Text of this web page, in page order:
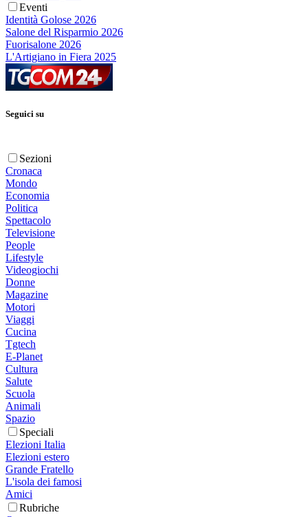
Eventi
Identità Golose 2026
Salone del Risparmio 2026
Fuorisalone 2026
L'Artigiano in Fiera 2025
Seguici su
Sezioni
Cronaca
Mondo
Economia
Politica
Spettacolo
Televisione
People
Lifestyle
Videogiochi
Donne
Magazine
Motori
Viaggi
Cucina
Tgtech
E-Planet
Cultura
Salute
Scuola
Animali
Spazio
Speciali
Elezioni Italia
Elezioni estero
Grande Fratello
L'isola dei famosi
Amici
Rubriche